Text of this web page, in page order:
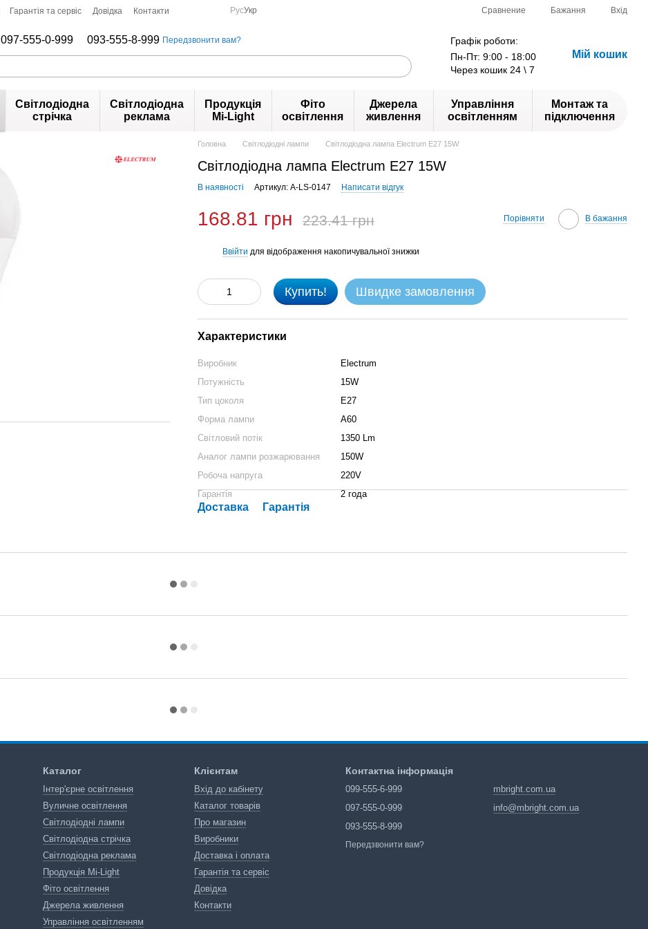
Гарантія та сервіс Довідка Контакти РусУкр Сравнение Бажання Вхід
097-555-0-999 093-555-8-999 Передзвонити вам?
Графік роботи:
Пн-Пт: 9:00 - 18:00
Через кошик 24 \ 7
Мій кошик
Світлодіодна
стрічка
Світлодіодна
реклама
Продукція
Mi-Light
Фіто
освітлення
Джерела
живлення
Управління
освітленням
Монтаж та
підключення
Головна Світлодіодні лампи Світлодіодна лампа Electrum Е27 15W
Світлодіодна лампа Electrum Е27 15W
В наявності Артикул: A-LS-0147 Написати відгук
168.81 грн 223.41 грн Порівняти В бажання
Ввійти для відображення накопичувальної знижки
Купить! Швидке замовлення
Характеристики
Виробник
Electrum
Потужність
15W
Тип цоколя
Е27
Форма лампи
А60
Світловий потік
1350 Lm
Аналог лампи розжарювання
150W
Робоча напруга
220V
Гарантія
2 года
Доставка Гарантія
Каталог
Інтер'єрне освітлення
Вуличне освітлення
Світлодіодні лампи
Світлодіодна стрічка
Світлодіодна реклама
Продукція Mi-Light
Фіто освітлення
Джерела живлення
Управління освітленням
Клієнтам
Вхід до кабінету
Каталог товарів
Про магазин
Виробники
Доставка і оплата
Гарантія та сервіс
Довідка
Контакти
Контактна інформація
099-555-6-999
097-555-0-999
093-555-8-999
Передзвонити вам?
mbright.com.ua
info@mbright.com.ua